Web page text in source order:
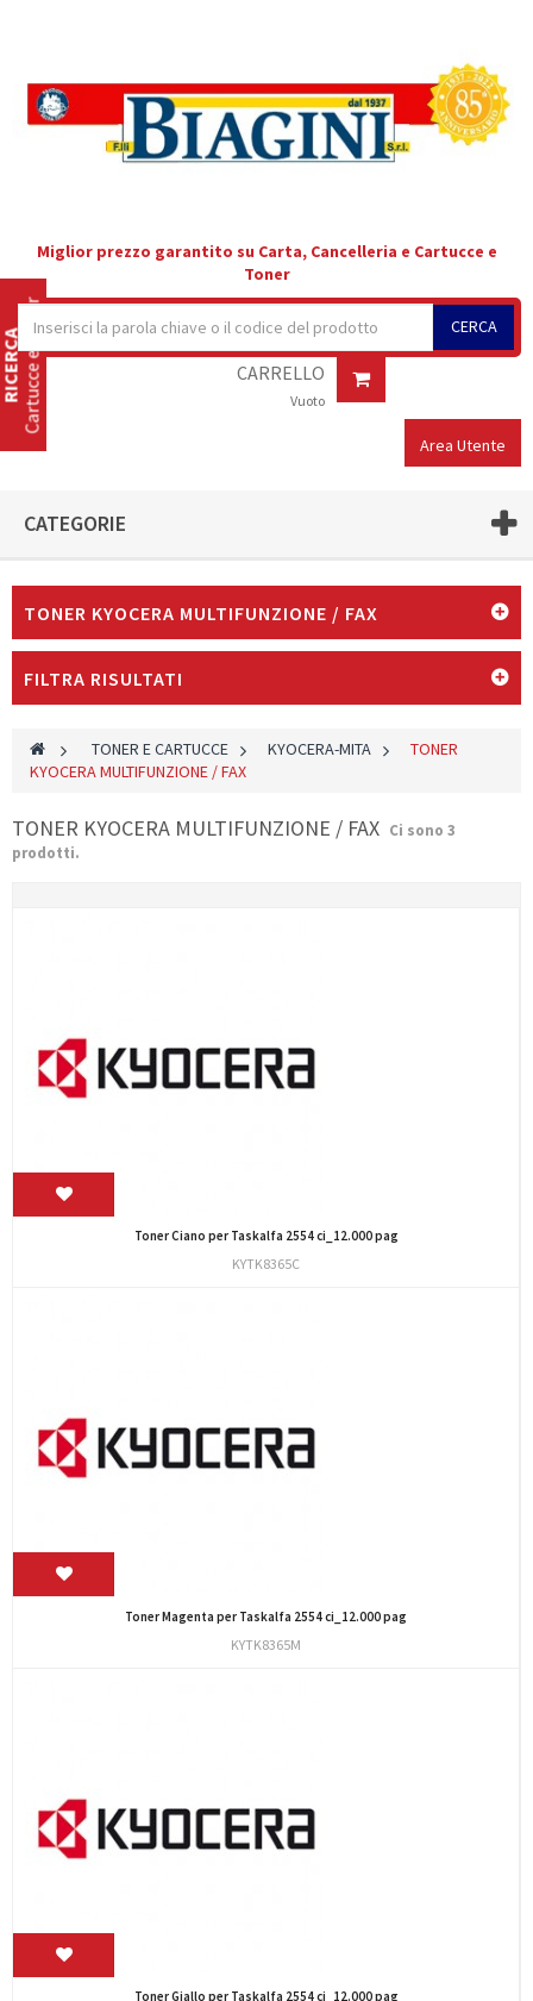
Miglior prezzo garantito su Carta, Cancelleria e Cartucce e
Toner
CERCA
CARRELLO
Vuoto
Area Utente
CATEGORIE
TONER KYOCERA MULTIFUNZIONE / FAX
FILTRA RISULTATI
> TONER E CARTUCCE > KYOCERA-MITA >
TONER
KYOCERA MULTIFUNZIONE / FAX
TONER KYOCERA MULTIFUNZIONE / FAX Ci sono 3
prodotti.
Toner Ciano per Taskalfa 2554 ci_12.000 pag
KYTK8365C
Toner Magenta per Taskalfa 2554 ci_12.000 pag
KYTK8365M
Toner Giallo per Taskalfa 2554 ci_12.000 pag
Cartucce e Toner